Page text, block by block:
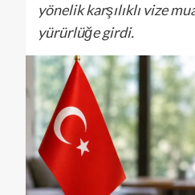
yönelik karşılıklı vize
yürürlüğe girdi.